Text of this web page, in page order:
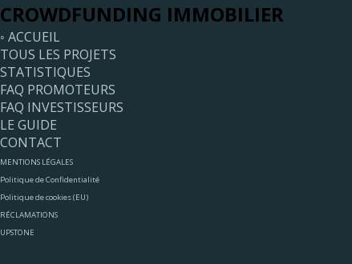
CROWDFUNDING IMMOBILIER
◦ ACCUEIL
TOUS LES PROJETS
STATISTIQUES
FAQ PROMOTEURS
FAQ INVESTISSEURS
LE GUIDE
CONTACT
MENTIONS LÉGALES
Politique de Confidentialité
Politique de cookies (EU)
RÉCLAMATIONS
UPSTONE